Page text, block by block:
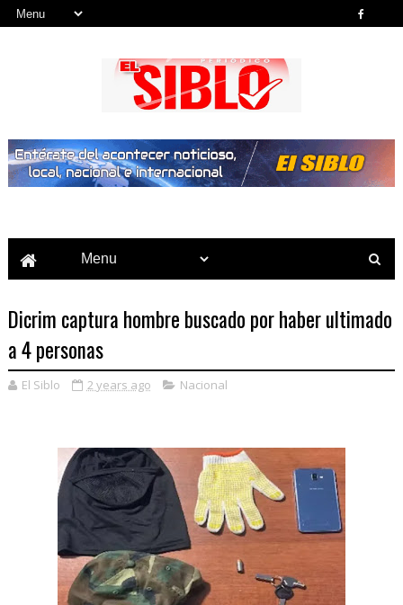
Dicrim captura hombre buscado por haber ultimado
a 4 personas
El Siblo 2 years ago Nacional